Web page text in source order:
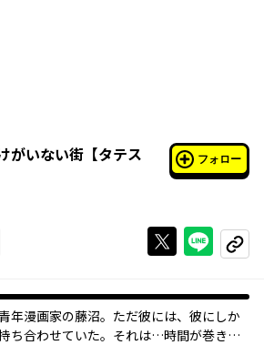
がいない街【タテス
フォロー
Xで投稿する
ライン
コピー
年漫画家の藤沼。ただ彼には、彼にしか
ち合わせていた。それは…時間が巻き戻